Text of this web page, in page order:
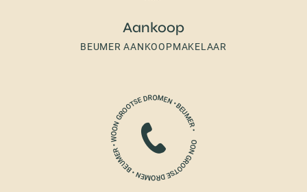
Aankoop
BEUMER AANKOOPMAKELAAR